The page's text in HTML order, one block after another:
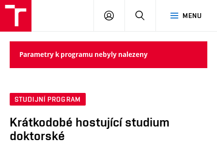
MENU
PŘIHLÁSIT
Parametry k programu nebyly nalezeny
STUDIJNÍ PROGRAM
Krátkodobé hostující studium
doktorské